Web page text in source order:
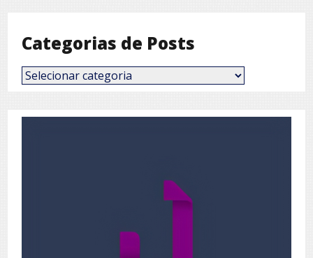
Categorias de Posts
Categorias
de